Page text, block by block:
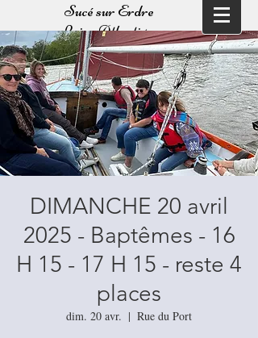
Sucé sur Erdre
Loire Atlantique
Balades sur l'Erdre
Navigation sur la Vilaine
DIMANCHE 20 avril
2025 - Baptêmes - 16
H 15 - 17 H 15 - reste 4
places
dim. 20 avr.
  |
Rue du Port